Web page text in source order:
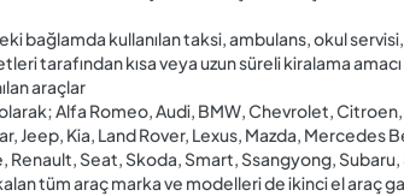
bağlamda kullanılan taksi, ambulans, okul
tarafından kısa veya uzun süreli kiralama
araçlar
Alfa Romeo, Audi, BMW, Chevrolet,
Jeep, Kia, Land Rover, Lexus, Mazda, Mercedes
Renault, Seat, Skoda, Smart, Ssangyong,
tüm araç marka ve modelleri de ikinci el araç